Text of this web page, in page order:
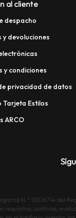
al cliente
despacho
y devoluciones
y condiciones
privacidad de datos
Estilos
ARCO
N.° 11006714
políticas,